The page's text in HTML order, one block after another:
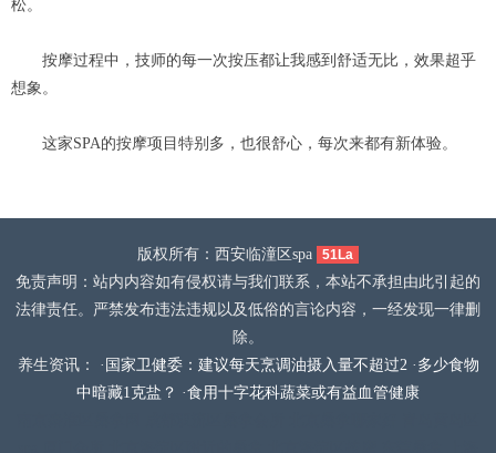
松。
按摩过程中，技师的每一次按压都让我感到舒适无比，效果超乎
想象。
这家SPA的按摩项目特别多，也很舒心，每次来都有新体验。
版权所有：西安临潼区spa 51La
免责声明：站内内容如有侵权请与我们联系，本站不承担由此引起的
法律责任。严禁发布违法违规以及低俗的言论内容，一经发现一律删
除。
养生资讯： · 国家卫健委：建议每天烹调油摄入量不超过2 · 多少食物
中暗藏1克盐？ ·食用十字花科蔬菜或有益血管健康